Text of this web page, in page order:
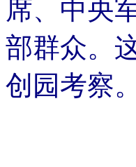
席、中央
部群众。
创园考察